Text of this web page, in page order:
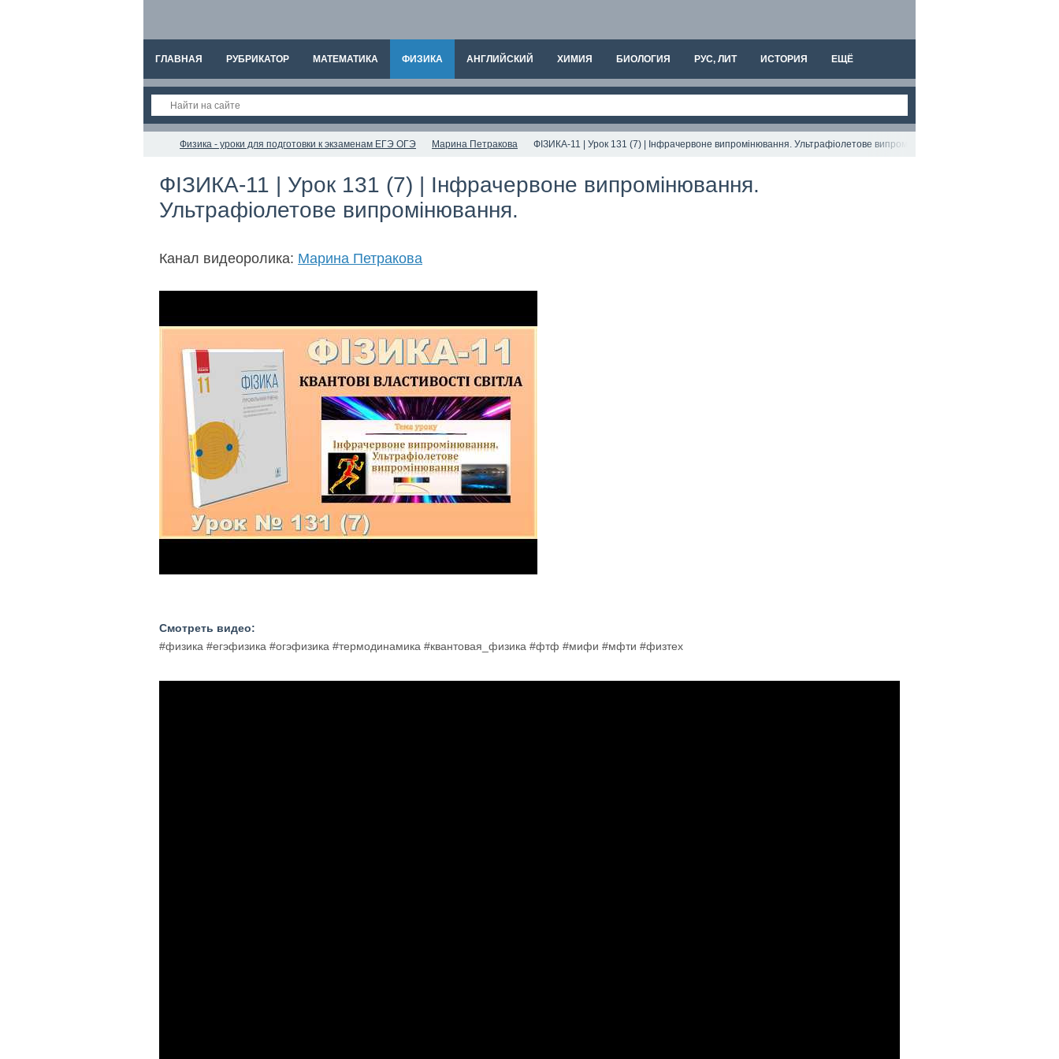
ГЛАВНАЯ РУБРИКАТОР МАТЕМАТИКА ФИЗИКА АНГЛИЙСКИЙ ХИМИЯ БИОЛОГИЯ РУС, ЛИТ ИСТОРИЯ ЕЩЁ
Физика - уроки для подготовки к экзаменам ЕГЭ ОГЭ Марина Петракова ФІЗИКА-11 | Урок 131 (7) | Інфрачервоне випромінювання. Ультрафіолетове випромінювання.
ФІЗИКА-11 | Урок 131 (7) | Інфрачервоне випромінювання.
Ультрафіолетове випромінювання.
Канал видеоролика: Марина Петракова
Смотреть видео:
#физика #егэфизика #огэфизика #термодинамика #квантовая_физика #фтф #мифи #мфти #физтех